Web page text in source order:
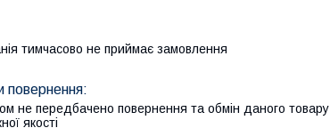
тимчасово не приймає замовлення
не передбачено повернення та обмін даного товару
якості